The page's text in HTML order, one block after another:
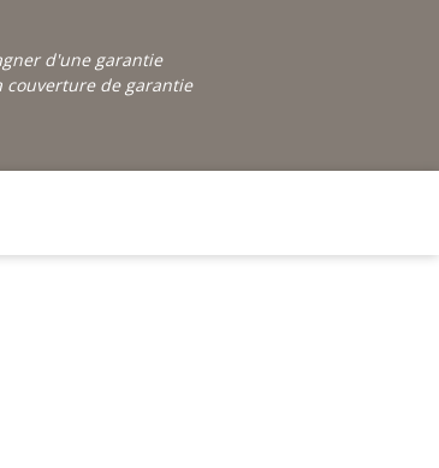
d'une garantie
de garantie